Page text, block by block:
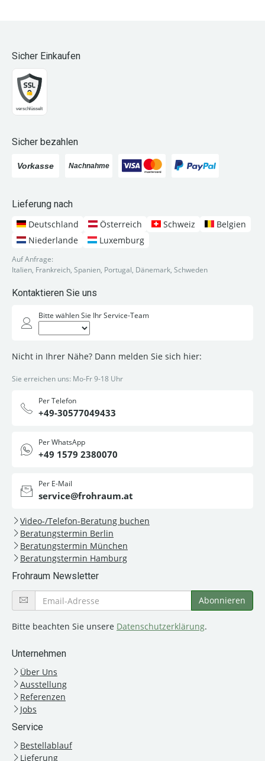
Sicher Einkaufen
Sicher bezahlen
Lieferung nach
Deutschland
Österreich Schweiz
Belgien
Niederlande
Luxemburg
Auf Anfrage:
Italien, Frankreich, Spanien, Portugal, Dänemark, Schweden
Kontaktieren Sie uns
Bitte wählen Sie Ihr Service-Team
Nicht in Ihrer Nähe? Dann melden Sie sich hier:
Sie erreichen uns: Mo-Fr 9-18 Uhr
Per Telefon
+49-30577049433
Per WhatsApp
+49 1579 2380070
Per E-Mail
service@frohraum.at
Video-/Telefon-Beratung buchen
Beratungstermin Berlin
Beratungstermin München
Beratungstermin Hamburg
Frohraum Newsletter
Bitte beachten Sie unsere Datenschutzerklärung.
Unternehmen
Über Uns
Ausstellung
Referenzen
Jobs
Service
Bestellablauf
Lieferung